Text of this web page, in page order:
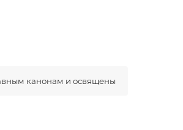
канонам и освящены